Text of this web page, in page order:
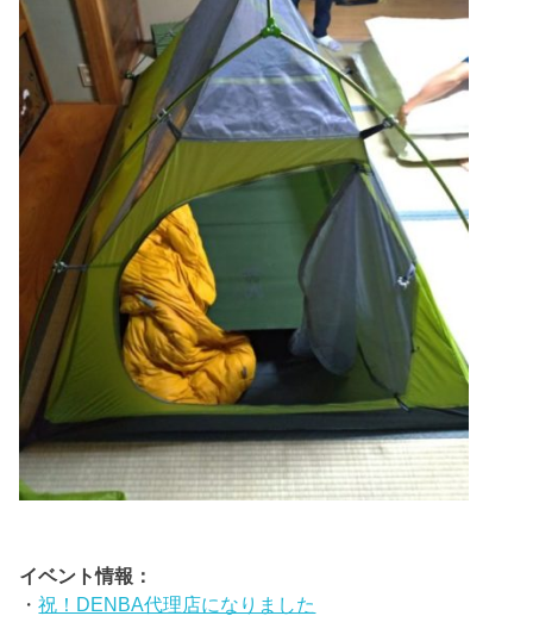
イベント情報：
・祝！DENBA代理店になりました